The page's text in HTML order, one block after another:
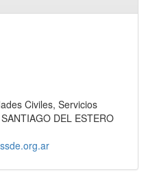
Civiles, Servicios
DEL ESTERO